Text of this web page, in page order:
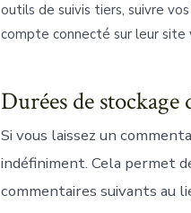
outils de suivis tiers, suivre
compte connecté sur leur site
Durées de stockage
Si vous laissez un
indéfiniment. Cela permet
commentaires suivants au